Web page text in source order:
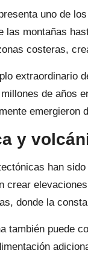
uno de
las montañas
costeras,
extraordinario
de años
y
han
crear
donde la
también puede